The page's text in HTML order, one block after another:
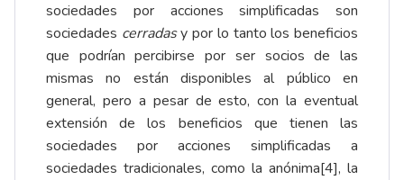
sociedades por acciones simplificadas son
sociedades cerradasy por lo tanto los beneficios
que podrían percibirse por ser socios de las
mismas no están disponibles al público en
general, pero a pesar de esto, con la eventual
extensión de los beneficios que tienen las
sociedades por acciones simplificadas a
sociedades tradicionales, como la anónima[4], la